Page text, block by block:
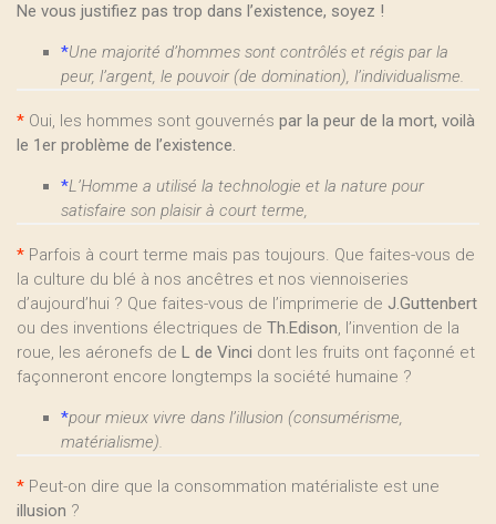
Ne vous justifiez pas trop dans l’existence, soyez !
*Une majorité d’hommes sont contrôlés et régis par la
peur, l’argent, le pouvoir (de domination), l’individualisme.
* Oui, les hommes sont gouvernés par la peur de la mort, voilà
le 1er problème de l’existence.
*L’Homme a utilisé la technologie et la nature pour
satisfaire son plaisir à court terme,
* Parfois à court terme mais pas toujours. Que faites-vous de
la culture du blé à nos ancêtres et nos viennoiseries
d’aujourd’hui ? Que faites-vous de l’imprimerie de J.Guttenbert
ou des inventions électriques de Th.Edison, l’invention de la
roue, les aéronefs de L de Vinci dont les fruits ont façonné et
façonneront encore longtemps la société humaine ?
*pour mieux vivre dans l’illusion (consumérisme,
matérialisme).
* Peut-on dire que la consommation matérialiste est une
illusion ?